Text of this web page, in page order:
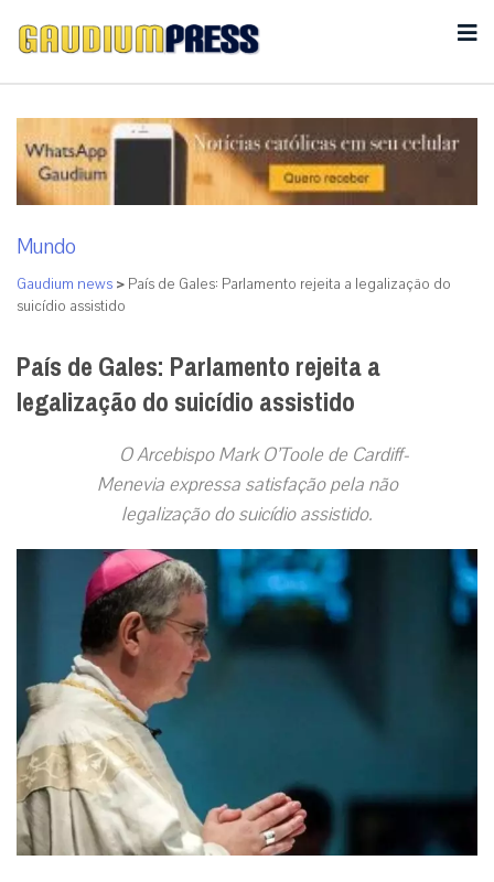
Mundo
Gaudium news > País de Gales: Parlamento rejeita a legalização do
suicídio assistido
País de Gales: Parlamento rejeita a
legalização do suicídio assistido
O Arcebispo Mark O’Toole de Cardiff-
Menevia expressa satisfação pela não
legalização do suicídio assistido.